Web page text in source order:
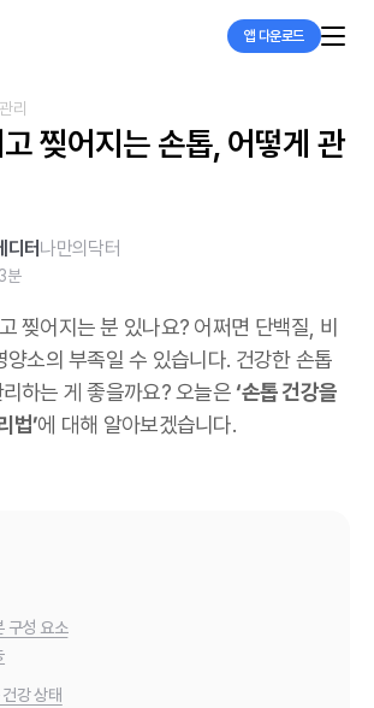
앱 다운로드
리
찢어지는 손톱, 어떻게 관
디터나만의닥터
3분
찢어지는 분 있나요? 어쩌면 단백질, 비
양소의 부족일 수 있습니다. 건강한 손톱
하는 게 좋을까요? 오늘은 ‘손톱 건강을
법’에 대해 알아보겠습니다.
구성 요소
강 상태